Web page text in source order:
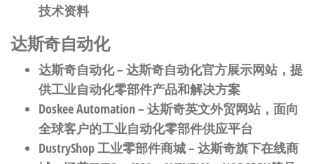
技术资料
达斯奇自动化
达斯奇自动化– 达斯奇自动化官方展示网站，提
供工业自动化零部件产品和解决方案
Doskee Automation– 达斯奇英文外贸网站，面向
全球客户的工业自动化零部件供应平台
DustryShop 工业零部件商城– 达斯奇旗下在线商